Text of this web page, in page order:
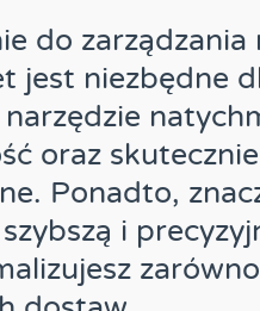
do
jest niezbędne
oraz
Ponadto,
i